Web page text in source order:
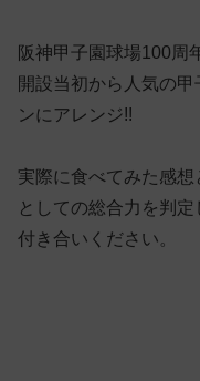
阪神甲子園球場100周
開設当初から人気の
ンにアレンジ!!
実際に食べてみた感
としての総合力を判
付き合いください。